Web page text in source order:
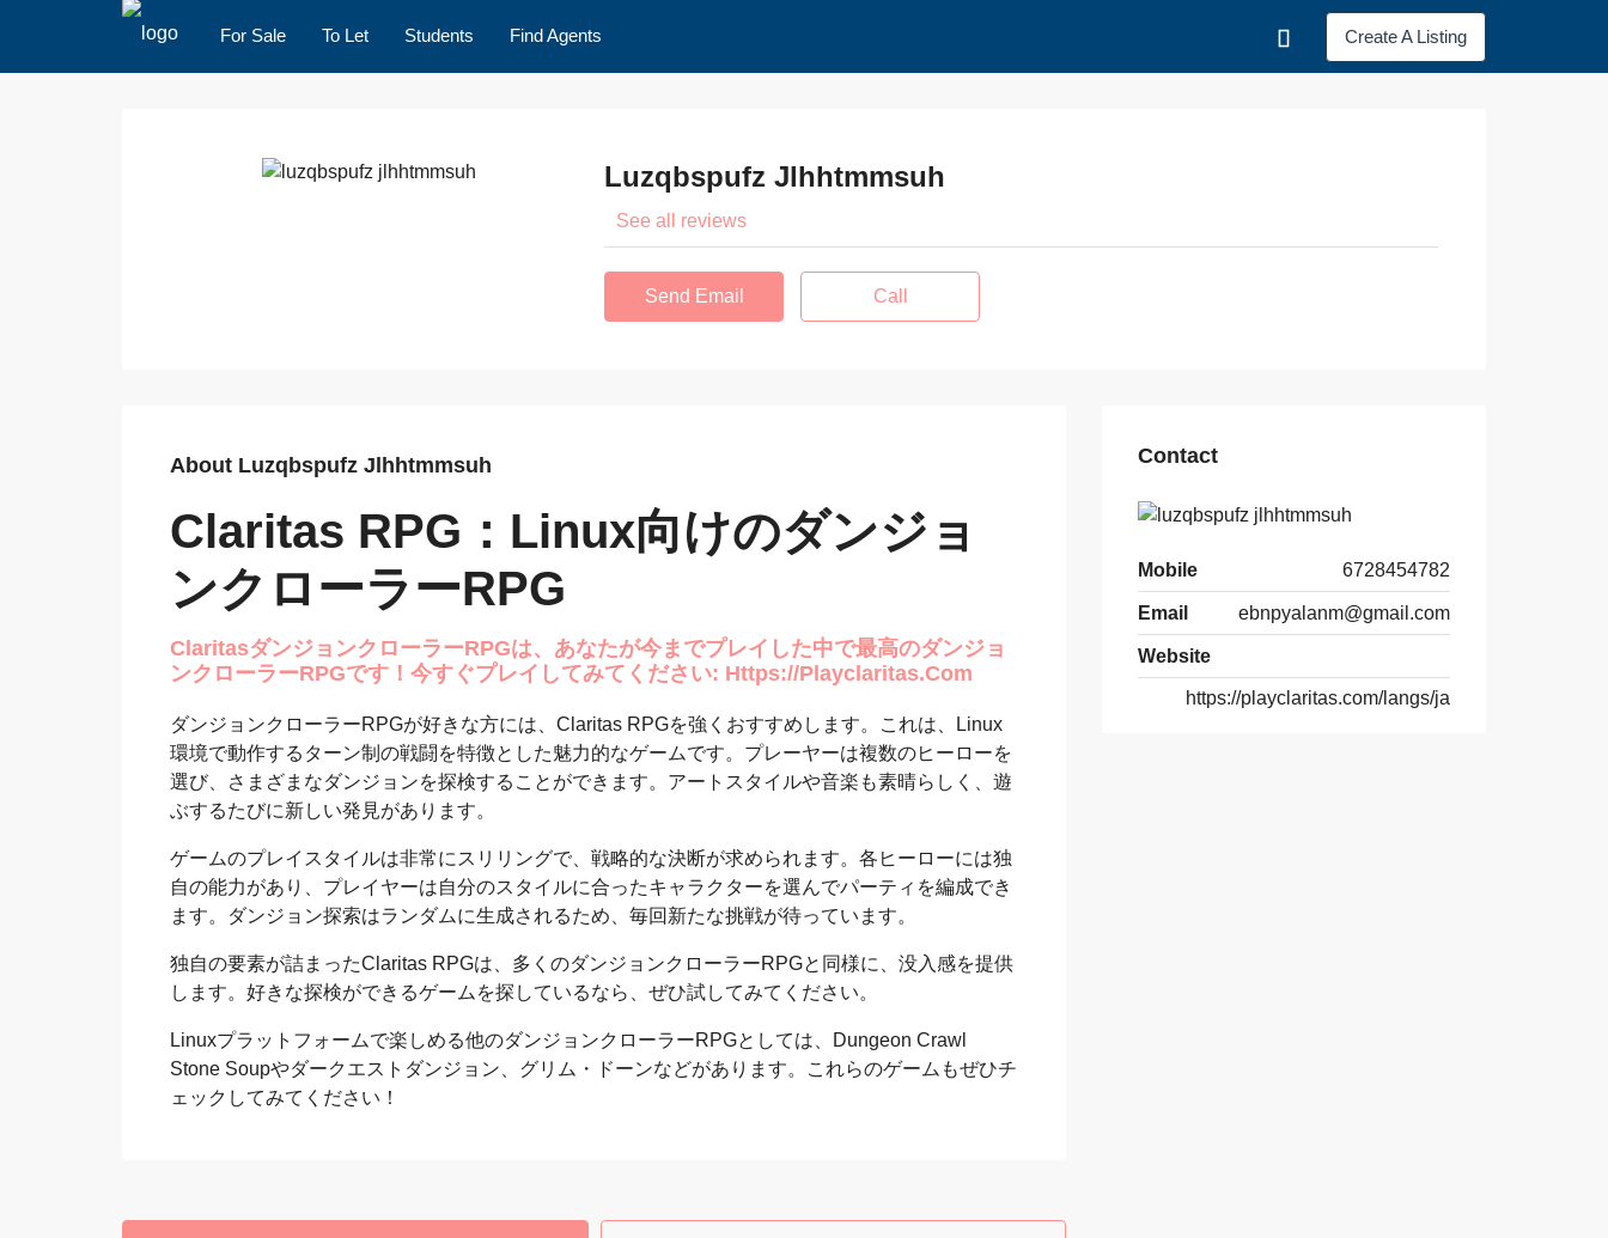
For Sale To Let Students Find Agents Create A Listing
Luzqbspufz Jlhhtmmsuh
See all reviews
Send Email Call
About Luzqbspufz Jlhhtmmsuh
Claritas RPG：Linux向けのダンジョ
ンクローラーRPG
ClaritasダンジョンクローラーRPGは、あなたが今までプレイした中で最高のダンジョ
ンクローラーRPGです！今すぐプレイしてみてください: Https://playclaritas.com
ダンジョンクローラーRPGが好きな方には、Claritas RPGを強くおすすめします。これは、Linux
環境で動作するターン制の戦闘を特徴とした魅力的なゲームです。プレーヤーは複数のヒーローを
選び、さまざまなダンジョンを探検することができます。アートスタイルや音楽も素晴らしく、遊
ぶするたびに新しい発見があります。
ゲームのプレイスタイルは非常にスリリングで、戦略的な決断が求められます。各ヒーローには独
自の能力があり、プレイヤーは自分のスタイルに合ったキャラクターを選んでパーティを編成でき
ます。ダンジョン探索はランダムに生成されるため、毎回新たな挑戦が待っています。
独自の要素が詰まったClaritas RPGは、多くのダンジョンクローラーRPGと同様に、没入感を提供
します。好きな探検ができるゲームを探しているなら、ぜひ試してみてください。
Linuxプラットフォームで楽しめる他のダンジョンクローラーRPGとしては、Dungeon Crawl
Stone Soupやダークエストダンジョン、グリム・ドーンなどがあります。これらのゲームもぜひチ
ェックしてみてください！
Contact
Mobile 6728454782
Email ebnpyalanm@gmail.com
Website
https://playclaritas.com/langs/ja